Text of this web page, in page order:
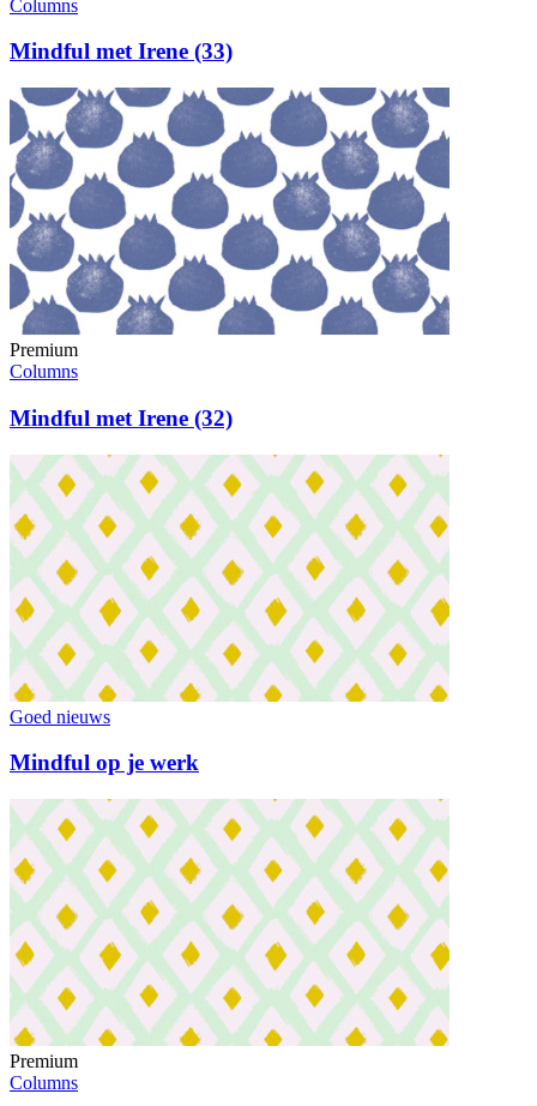
Columns
Mindful met Irene (33)
Premium
Columns
Mindful met Irene (32)
Goed nieuws
Mindful op je werk
Premium
Columns